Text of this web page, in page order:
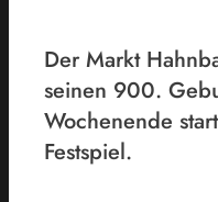
Der Markt
seinen 900.
Wochenende
Festspiel.